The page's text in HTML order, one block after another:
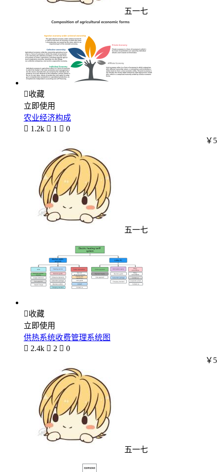
五一七
收藏
立即使用
农业经济构成
 1.2k  1  0
五一七
￥5
收藏
立即使用
供热系统收费管理系统图
 2.4k  2  0
五一七
￥5